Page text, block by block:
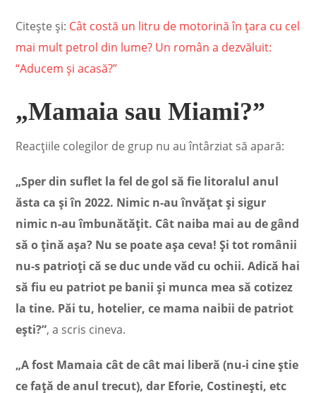
Citește și: Cât costă un litru de motorină în ţara cu cel
mai mult petrol din lume? Un român a dezvăluit:
“Aducem şi acasă?”
„Mamaia sau Miami?”
Reacțiile colegilor de grup nu au întârziat să apară:
„Sper din suflet la fel de gol să fie litoralul anul
ăsta ca și în 2022. Nimic n-au învățat și sigur
nimic n-au îmbunătățit. Cât naiba mai au de gând
să o țină așa? Nu se poate așa ceva! Și tot românii
nu-s patrioți că se duc unde văd cu ochii. Adică hai
să fiu eu patriot pe banii și munca mea să cotizez
la tine. Păi tu, hotelier, ce mama naibii de patriot
ești?”, a scris cineva.
„A fost Mamaia cât de cât mai liberă (nu-i cine știe
ce față de anul trecut), dar Eforie, Costinești, etc